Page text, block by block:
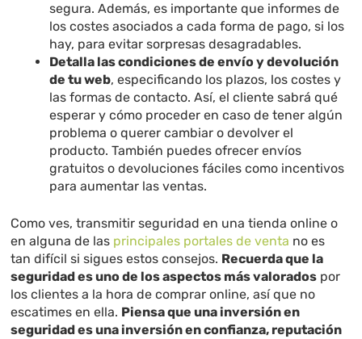
segura. Además, es importante que informes de
los costes asociados a cada forma de pago, si los
hay, para evitar sorpresas desagradables.
Detalla las condiciones de envío y devolución
de tu web, especificando los plazos, los costes y
las formas de contacto. Así, el cliente sabrá qué
esperar y cómo proceder en caso de tener algún
problema o querer cambiar o devolver el
producto. También puedes ofrecer envíos
gratuitos o devoluciones fáciles como incentivos
para aumentar las ventas.
Como ves, transmitir seguridad en una tienda online o
en alguna de las principales portales de venta no es
tan difícil si sigues estos consejos. Recuerda que la
seguridad es uno de los aspectos más valorados por
los clientes a la hora de comprar online, así que no
escatimes en ella. Piensa que una inversión en
seguridad es una inversión en confianza, reputación